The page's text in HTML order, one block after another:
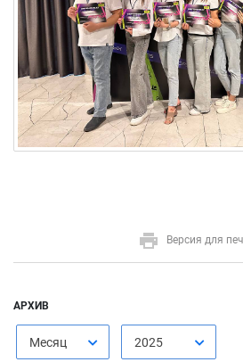
Версия для
АРХИВ
Месяц 2025